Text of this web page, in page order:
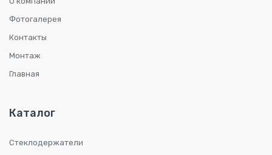
Фотогалерея
Контакты
Монтаж
Главная
Каталог
Стеклодержатели